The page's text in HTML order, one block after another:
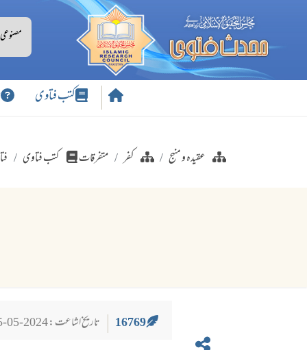
کتب فتاوی
عقیدہ و منہج کفر متفرقات کتب فتاوی
16769 تاریخ اشاعت : 2024-05-25